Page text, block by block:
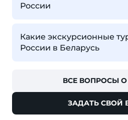
России
Какие экскурсионные
России в Беларусь
ВСЕ ВОПРОСЫ
ЗАДАТЬ СВОЙ